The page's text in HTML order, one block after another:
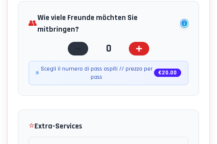
👥
Wie viele Freunde möchten Sie
mitbringen?
0
Scegli il numero di pass ospiti // prezzo per
pass
€20.00
⭐Extra-Services